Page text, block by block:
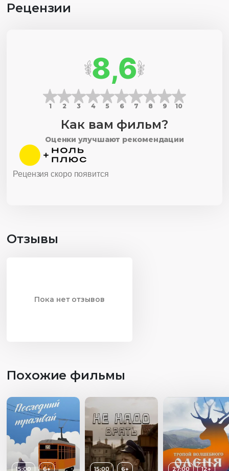
Рецензии
8,6
1 2 3 4 5 6 7 8 9 10
Как вам фильм?
Оценки улучшают рекомендации
Рецензия скоро появится
Отзывы
Пока нет отзывов
Похожие фильмы
15:00 6+ 15:00 6+ 27:00 12+